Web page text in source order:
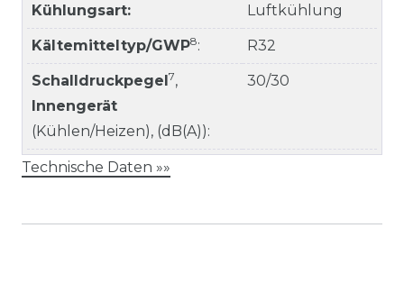
Kühlungsart: Luftkühlung
Kältemitteltyp/GWP8: R32
Schalldruckpegel 7,
Innengerät
(Kühlen/Heizen), (dB(A)):
30/30
Technische Daten »»